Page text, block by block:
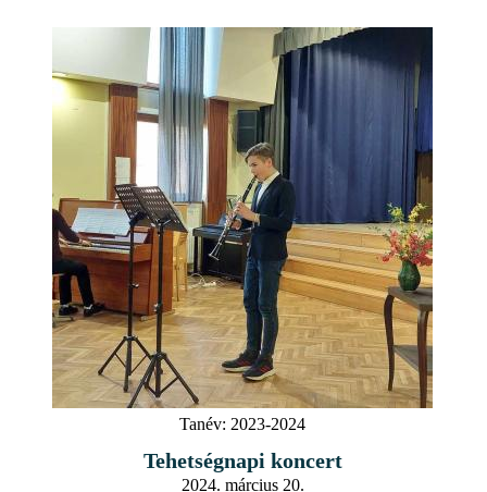
Tanév: 2023-2024
Tehetségnapi koncert
2024. március 20.